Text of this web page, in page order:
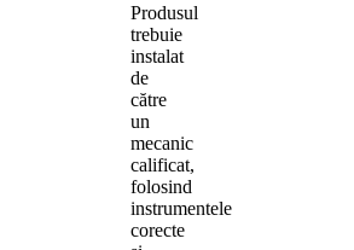
Produsul
trebuie
instalat
de
către
un
mecanic
calificat,
folosind
instrumentele
corecte